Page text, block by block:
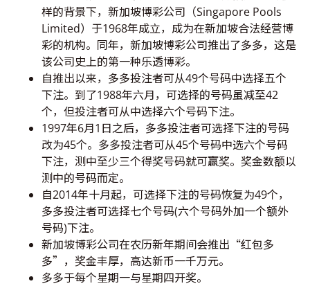
样的背景下，新加坡博彩公司（Singapore Pools
Limited）于1968年成立，成为在新加坡合法经营博
彩的机构。同年，新加坡博彩公司推出了多多，这是
该公司史上的第一种乐透博彩。
自推出以来，多多投注者可从49个号码中选择五个
下注。到了1988年六月，可选择的号码虽减至42
个，但投注者可从中选择六个号码下注。
1997年6月1日之后，多多投注者可选择下注的号码
改为45个。多多投注者可从45个号码中选六个号码
下注，测中至少三个得奖号码就可赢奖。奖金数额以
测中的号码而定。
自2014年十月起，可选择下注的号码恢复为49个，
多多投注者可选择七个号码(六个号码外加一个额外
号码)下注。
新加坡博彩公司在农历新年期间会推出“红包多
多”，奖金丰厚，高达新币一千万元。
多多于每个星期一与星期四开奖。